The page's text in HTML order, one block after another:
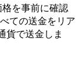
を事前に確認
ての送金をリア
貨で送金しま